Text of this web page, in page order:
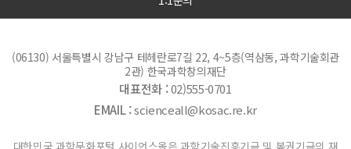
(06130) 서울특별시 강남구 테헤란로7길 22, 4~5층(역삼동, 과학기술회관
2관) 한국과학창의재단
대표전화 :02)555-0701
EMAIL :scienceall@kosac.re.kr
대한민국 과학문화포털 사이언스올은 과학기술진흥기금 및 복권기금의 재